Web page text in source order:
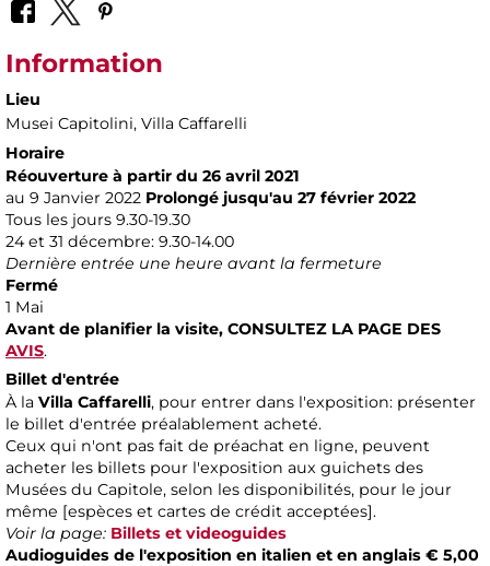
Information
Lieu
Musei Capitolini, Villa Caffarelli
Horaire
Réouverture à partir du 26 avril 2021
au 9 Janvier 2022 Prolongé jusqu'au 27 février 2022
Tous les jours 9.30-19.30
24 et 31 décembre: 9.30-14.00
Dernière entrée une heure avant la fermeture
Fermé
1 Mai
Avant de planifier la visite, CONSULTEZ LA PAGE DES
AVIS.
Billet d'entrée
À la Villa Caffarelli, pour entrer dans l'exposition: présenter
le billet d'entrée préalablement acheté.
Ceux qui n'ont pas fait de préachat en ligne, peuvent
acheter les billets pour l'exposition aux guichets des
Musées du Capitole, selon les disponibilités, pour le jour
même [espèces et cartes de crédit acceptées].
Voir la page: Billets et videoguides
Audioguides de l'exposition en italien et en anglais € 5,00